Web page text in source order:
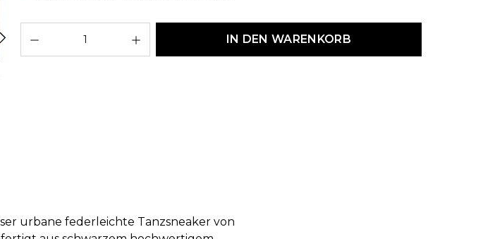
IN DEN WARENKORB
urbane federleichte Tanzsneaker von